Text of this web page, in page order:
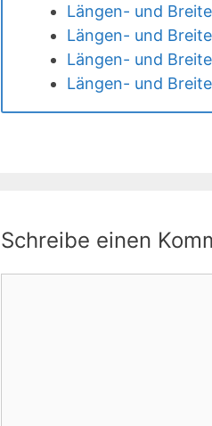
Längen- und
Längen- und
Längen- und
Längen- und
Schreibe einen